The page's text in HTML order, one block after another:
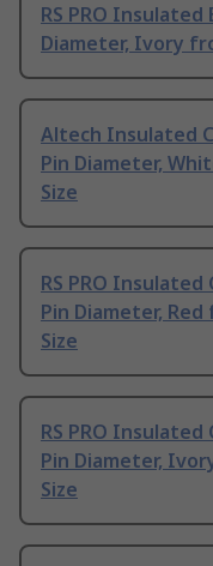
RS PRO
Diameter, Ivory
Altech Insulated
Pin Diameter,
Size
RS PRO
Pin Diameter, Red
Size
RS PRO
Pin Diameter,
Size